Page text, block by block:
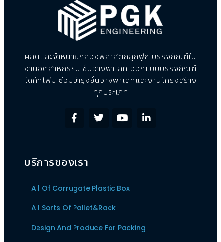
ผลิตและจำหน่ายกล่องพลาสติกลูกฟูก บรรจุภัณฑ์ใน
งานอุตสาหกรรม ชั้นวางพาเลท ออกแบบบรรจุภัณฑ์
ไดคัทโฟม ซ่อมบำรุงชั้นวางพาเลทและงานโครงสร้าง
ทุกประเภท
บริการของเรา
All Of Corrugate Plastic Box
All Sorts Of Pallet&Rack
Design And Produce For Packing